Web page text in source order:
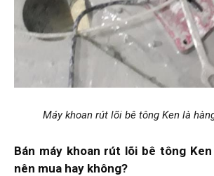
Máy khoan rút lõi bê tông Ken là
Bán máy khoan rút lõi bê tông
nên mua hay không?